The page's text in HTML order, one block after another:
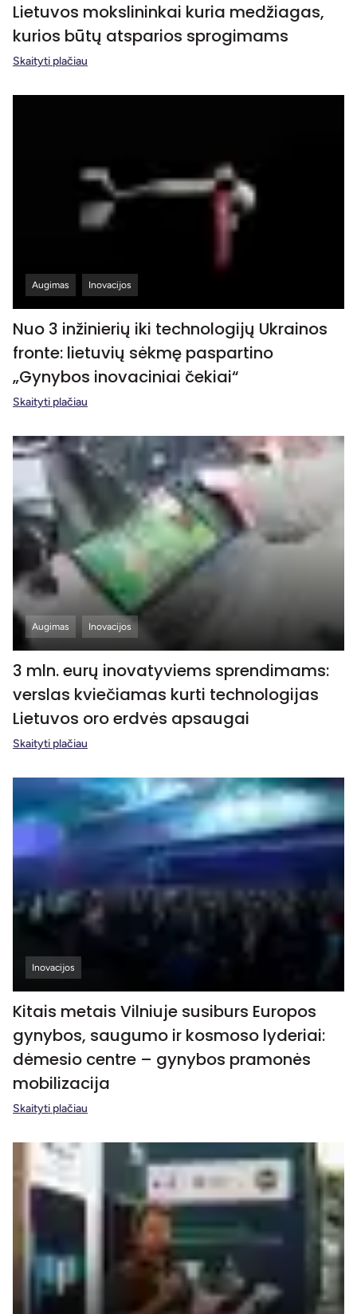
Lietuvos mokslininkai kuria medžiagas,
kurios būtų atsparios sprogimams
Skaityti plačiau
Augimas Inovacijos
Nuo 3 inžinierių iki technologijų Ukrainos
fronte: lietuvių sėkmę paspartino
„Gynybos inovaciniai čekiai“
Skaityti plačiau
Augimas Inovacijos
3 mln. eurų inovatyviems sprendimams:
verslas kviečiamas kurti technologijas
Lietuvos oro erdvės apsaugai
Skaityti plačiau
Inovacijos
Kitais metais Vilniuje susiburs Europos
gynybos, saugumo ir kosmoso lyderiai:
dėmesio centre – gynybos pramonės
mobilizacija
Skaityti plačiau